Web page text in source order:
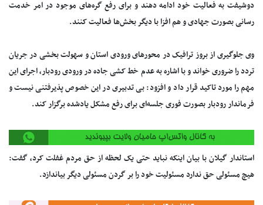
دوشیفت به فعالیت خود ادامه دهند و برای رفع گره‌های موجود در امر خدمت
رسانی بصورت جهادی و هم افزا با دیگر بخش‌ها فعالیت کنند.
وی جلوگیری از بروز ترافیک در محور‌های ورودی استان و سهولت بخشی در جریان
تردد را ضروری خواند و با اشاره به عدم خط کشی جاده در ورودی رودبار، اجرای این
مهم را مورد تاکید قرار داد و افزود: بی تدبیری در این خصوص پذیرفتنی نیست و
فرماندار رودبار بصورت فوری جلسه‌ای برای رفع مشکل یادشده برگزار کند.
استاندار گیلان با بیان اینکه نباید حتی یک لحظه از حق مردم غفلت کرد، گفت:
هیچ مسئولی حق ندارد مسئولیت خود را بر گردن مسئولی دیگر بیاندازد.